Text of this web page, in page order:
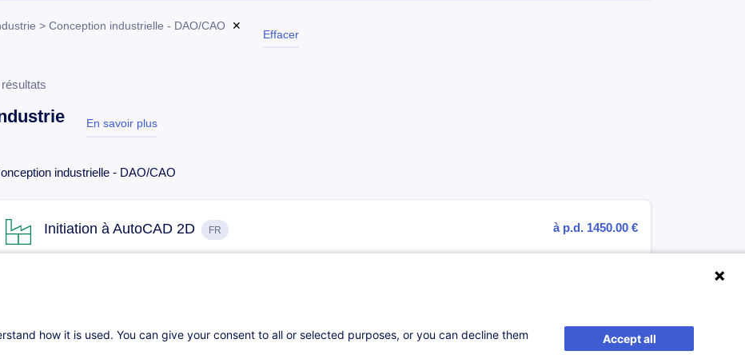
> Conception industrielle - DAO/CAO ✕
Effacer
En savoir plus
test
industrielle - DAO/CAO
Initiation à AutoCAD 2D FR à p.d. 1450.00 €
how it is used. You can give your consent to all or selected purposes, or you can decline them
Accept all